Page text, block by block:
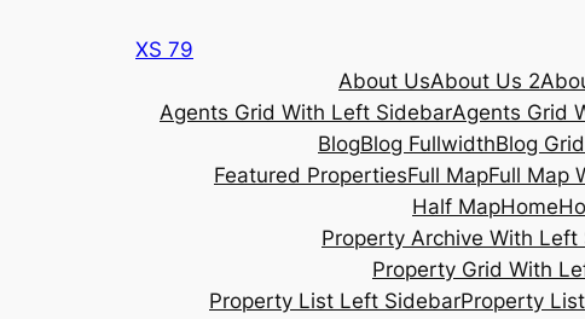
XS 79
About UsAbout Us 2
Agents Grid With Left SidebarAgents Grid
BlogBlog FullwidthBlog
Featured PropertiesFull MapFull Map
Half MapHome
Property Archive With Left
Property Grid With
Property List Left SidebarProperty